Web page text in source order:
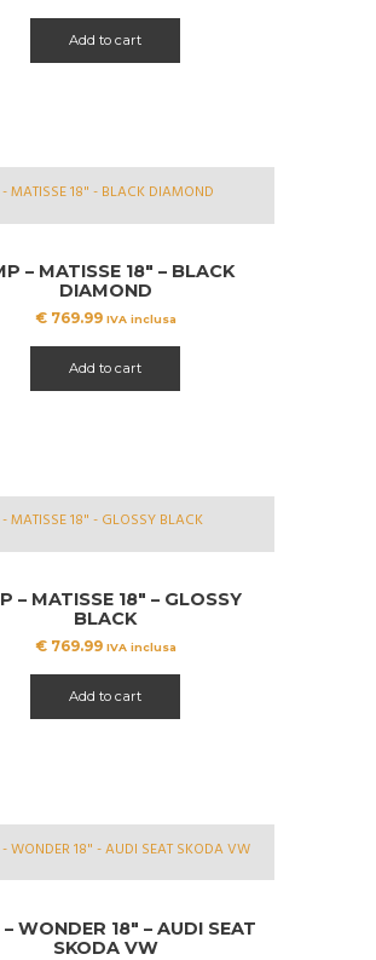
Add to cart
– MATISSE 18″ – BLACK
DIAMOND
€769.99 IVA inclusa
Add to cart
– MATISSE 18″ – GLOSSY
BLACK
€769.99 IVA inclusa
Add to cart
WONDER 18″ – AUDI SEAT
SKODA VW